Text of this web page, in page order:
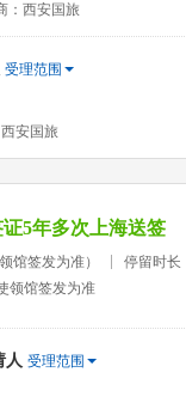
：西安国旅
受理范围
安国旅
5年多次上海送签
馆签发为准）
停留时长
领馆签发为准
人 受理范围